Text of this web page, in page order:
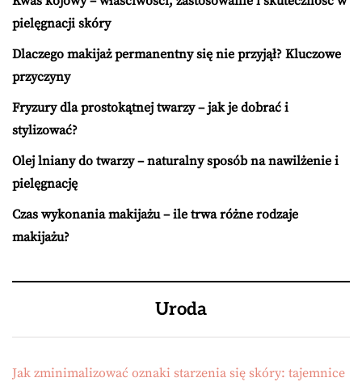
pielęgnacji skóry
Dlaczego makijaż permanentny się nie przyjął? Kluczowe
przyczyny
Fryzury dla prostokątnej twarzy – jak je dobrać i
stylizować?
Olej lniany do twarzy – naturalny sposób na nawilżenie i
pielęgnację
Czas wykonania makijażu – ile trwa różne rodzaje
makijażu?
Uroda
Jak zminimalizować oznaki starzenia się skóry: tajemnice